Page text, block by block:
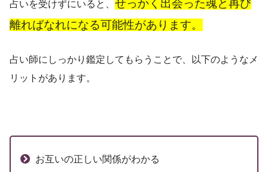
占いを受けずにいると、 せっかく出会った魂と再び
離ればなれになる可能性があります。
占い師にしっかり鑑定してもらうことで、以下のようなメ
リットがあります。
お互いの正しい関係がわかる